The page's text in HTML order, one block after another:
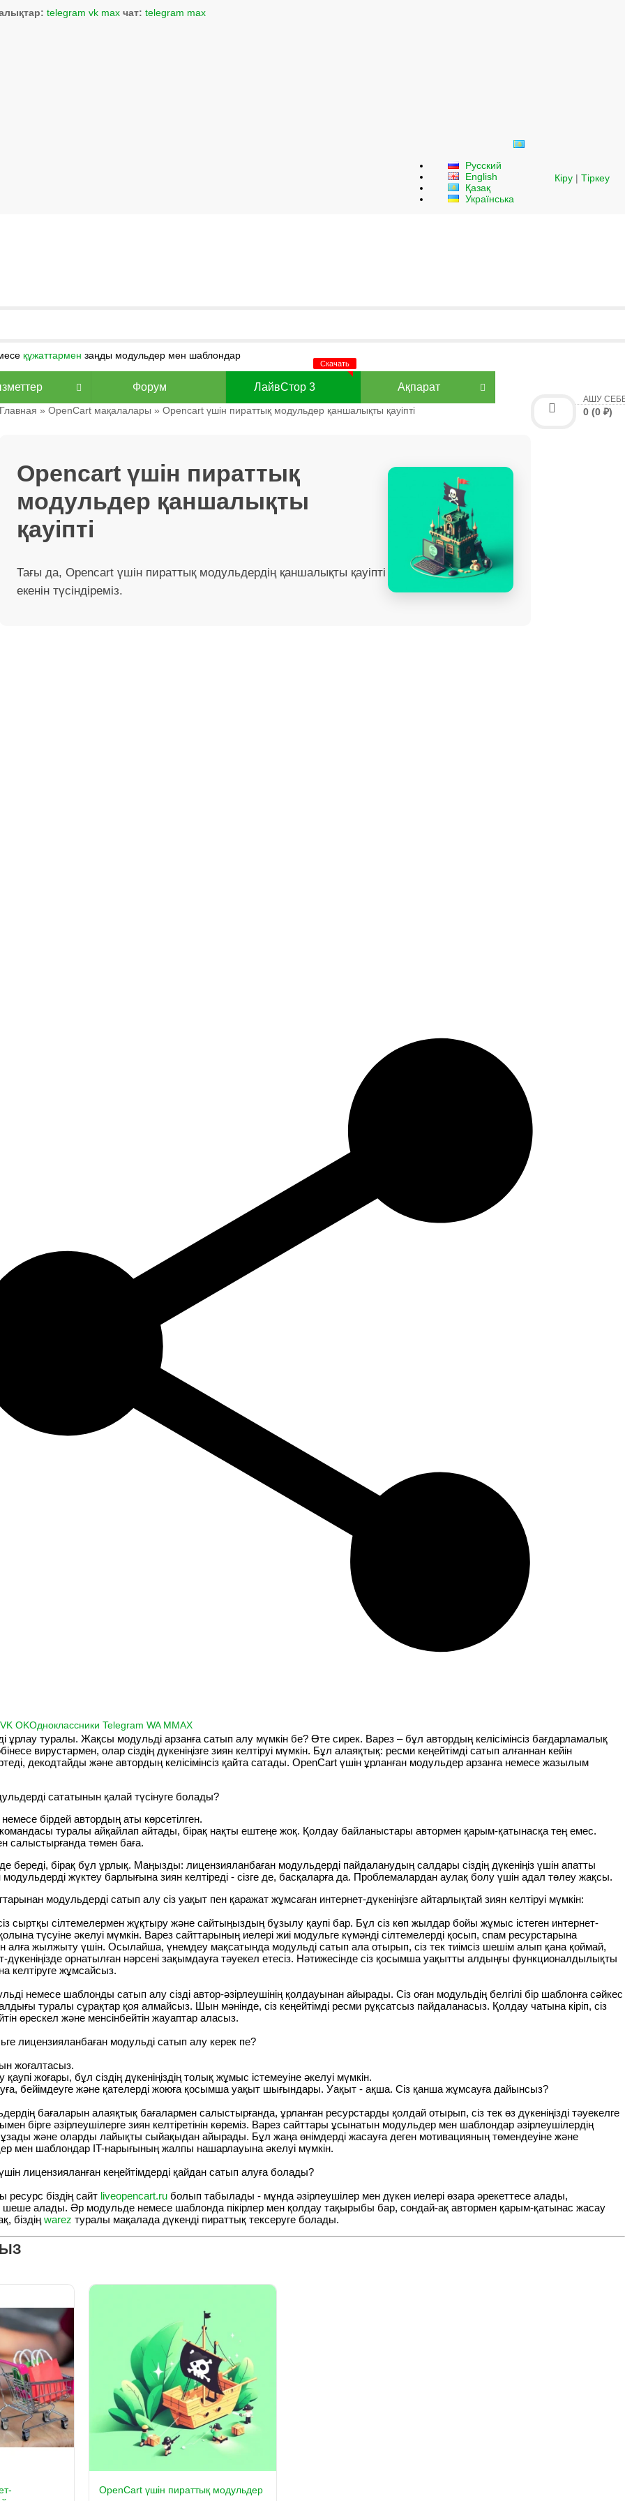
telegram vk max чат: telegram max
Русский
English
Қазақ
Українська
Кіру | Тіркеу
құжаттармен заңды модульдер мен шаблондар
АШУ
0 (0 ₽)
Форум ЛайвСтор 3 Ақпарат
Главная »OpenCart мақалалары » Opencart үшін пираттық модульдер қаншалықты қауіпті
Opencart үшін пираттық
модульдер қаншалықты
қауіпті
Тағы да, Opencart үшін пираттық модульдердің қаншалықты қауіпті
екенін түсіндіреміз.
VK OKОдноклассники Telegram WA MMAX
ұрлау туралы. Жақсы модульді арзанға сатып алу мүмкін бе? Өте сирек. Варез – бұл автордың келісімінсіз бағдарламалық
вирустармен, олар сіздің дүкеніңізге зиян келтіруі мүмкін. Бұл алаяқтық: ресми кеңейтімді сатып алғаннан кейін
декодтайды және автордың келісімінсіз қайта сатады. OpenCart үшін ұрланған модульдер арзанға немесе жазылым
сататынын қалай түсінуге болады?
немесе бірдей автордың аты көрсетілген.
командасы туралы айқайлап айтады, бірақ нақты ештеңе жоқ. Қолдау байланыстары автормен қарым-қатынасқа тең емес.
салыстырғанда төмен баға.
береді, бірақ бұл ұрлық. Маңызды: лицензияланбаған модульдерді пайдаланудың салдары сіздің дүкеніңіз үшін апатты
жүктеу барлығына зиян келтіреді - сізге де, басқаларға да. Проблемалардан аулақ болу үшін адал төлеу жақсы.
модульдерді сатып алу сіз уақыт пен қаражат жұмсаған интернет-дүкеніңізге айтарлықтай зиян келтіруі мүмкін:
сыртқы сілтемелермен жұқтыру және сайтыңыздың бұзылу қаупі бар. Бұл сіз көп жылдар бойы жұмыс істеген интернет-
түсуіне әкелуі мүмкін. Варез сайттарының иелері жиі модульге күмәнді сілтемелерді қосып, спам ресурстарына
алға жылжыту үшін. Осылайша, үнемдеу мақсатында модульді сатып ала отырып, сіз тек тиімсіз шешім алып қана қоймай,
дүкеніңізде орнатылған нәрсені зақымдауға тәуекел етесіз. Нәтижесінде сіз қосымша уақытты алдыңғы функционалдылықты
келтіруге жұмсайсыз.
немесе шаблонды сатып алу сізді автор-әзірлеушінің қолдауынан айырады. Сіз оған модульдің белгілі бір шаблонға сәйкес
туралы сұрақтар қоя алмайсыз. Шын мәнінде, сіз кеңейтімді ресми рұқсатсыз пайдаланасыз. Қолдау чатына кіріп, сіз
өрескел және менсінбейтін жауаптар аласыз.
лицензияланбаған модульді сатып алу керек пе?
жоғалтасыз.
жоғары, бұл сіздің дүкеніңіздің толық жұмыс істемеуіне әкелуі мүмкін.
бейімдеуге және қателерді жоюға қосымша уақыт шығындары. Уақыт - ақша. Сіз қанша жұмсауға дайынсыз?
бағаларын алаяқтық бағалармен салыстырғанда, ұрланған ресурстарды қолдай отырып, сіз тек өз дүкеніңізді тәуекелге
бірге әзірлеушілерге зиян келтіретінін көреміз. Варез сайттары ұсынатын модульдер мен шаблондар әзірлеушілердің
және оларды лайықты сыйақыдан айырады. Бұл жаңа өнімдерді жасауға деген мотивацияның төмендеуіне және
мен шаблондар IT-нарығының жалпы нашарлауына әкелуі мүмкін.
лицензияланған кеңейтімдерді қайдан сатып алуға болады?
ресурс біздің сайт liveopencart.ru болып табылады - мұнда әзірлеушілер мен дүкен иелері өзара әрекеттесе алады,
шеше алады. Әр модульде немесе шаблонда пікірлер мен қолдау тақырыбы бар, сондай-ақ автормен қарым-қатынас жасау
біздіңwarez туралы мақалада дүкенді пираттық тексеруге болады.
OpenCart үшін пираттық модульдер